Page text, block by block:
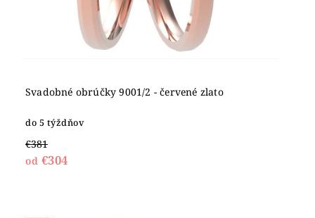
Svadobné obrúčky 9001/2 - červené zlato
do 5 týždňov
€381
od €304